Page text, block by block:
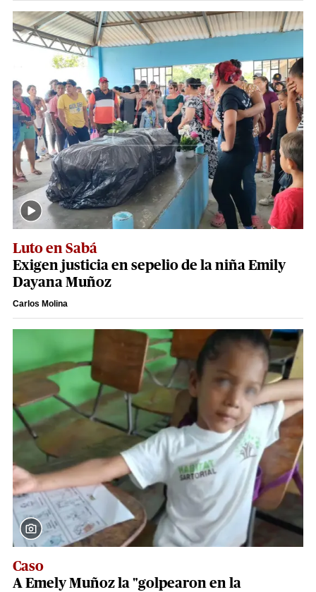
Luto en Sabá
Exigen justicia en sepelio de la niña Emily
Dayana Muñoz
Carlos Molina
Caso
A Emely Muñoz la "golpearon en la